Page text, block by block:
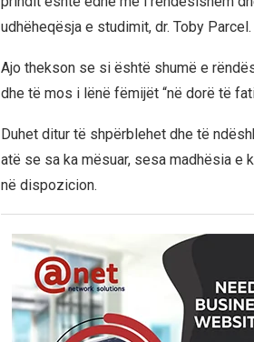
udhëheqësja e studimit, dr. Toby Parcel.
Ajo thekson se si është shumë e
dhe të mos i lënë fëmijët “në dorë të
Duhet ditur të shpërblehet dhe të
atë se sa ka mësuar, sesa madhësia
në dispozicion.